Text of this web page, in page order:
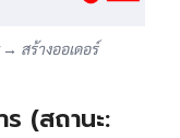
สร้างออเดอร์
(สถานะ: